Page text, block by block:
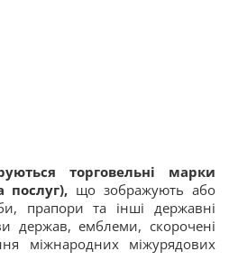
торговельні марки
послуг), що зображують або
прапори та інші державні
держав, емблеми, скорочені
міжнародних міжурядових